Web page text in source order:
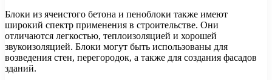
Блоки из ячеистого бетона и пеноблоки также имеют
широкий спектр применения в строительстве. Они
отличаются легкостью, теплоизоляцией и хорошей
звукоизоляцией. Блоки могут быть использованы для
возведения стен, перегородок, а также для создания фасадов
зданий.